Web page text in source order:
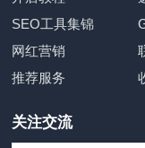
SEO工具集锦
网红营销
推荐服务
关注交流